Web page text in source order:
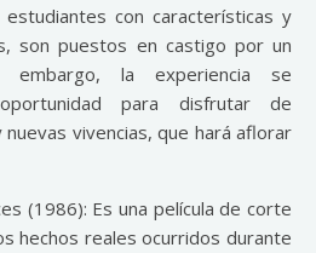
con características y
son puestos en castigo por un
embargo, la experiencia se
para disfrutar de
vivencias, que hará aflorar
(1986): Es una película de corte
hechos reales ocurridos durante